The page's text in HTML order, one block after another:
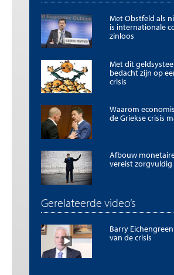
Met Obstfeld als
is internationale
zinloos
Met dit
bedacht zijn op
crisis
Waarom
de Griekse crisis
Afbouw
vereist zorgvuldig
Gerelateerde video’s
Barry
van de crisis